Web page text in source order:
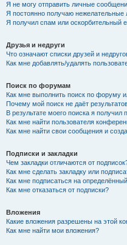
Я не могу отправить личные
Я постоянно получаю
Я получил спам или оскорбительный
Друзья и недруги
Что означают списки друзей и
Как мне добавлять/удалять
Поиск по форумам
Как мне выполнить поиск по форуму
Почему мой поиск не даёт
В результате моего поиска я получил
Как мне найти пользователя
Как мне найти свои сообщения и
Подписки и закладки
Чем закладки отличаются от
Как мне сделать закладку или
Как мне подписаться на
Как мне отказаться от подписки?
Вложения
Какие вложения разрешены на этой
Как мне найти мои вложения?